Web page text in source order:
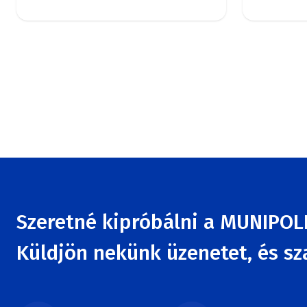
Szeretné kipróbálni a
Küldjön nekünk üzenetet, és